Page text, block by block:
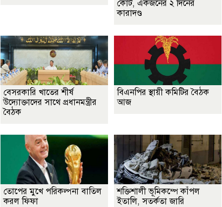
কোর্ট, একজনের ২ দিনের
কারাদণ্ড
বেসরকারি খাতের শীর্ষ
উদ্যোক্তাদের সাথে প্রধানমন্ত্রীর
বৈঠক
বিএনপির স্থায়ী কমিটির বৈঠক
আজ
তোপের মুখে পরিকল্পনা বাতিল
করল ফিফা
শক্তিশালী ভূমিকম্পে কাঁপল
ইতালি, সতর্কতা জারি